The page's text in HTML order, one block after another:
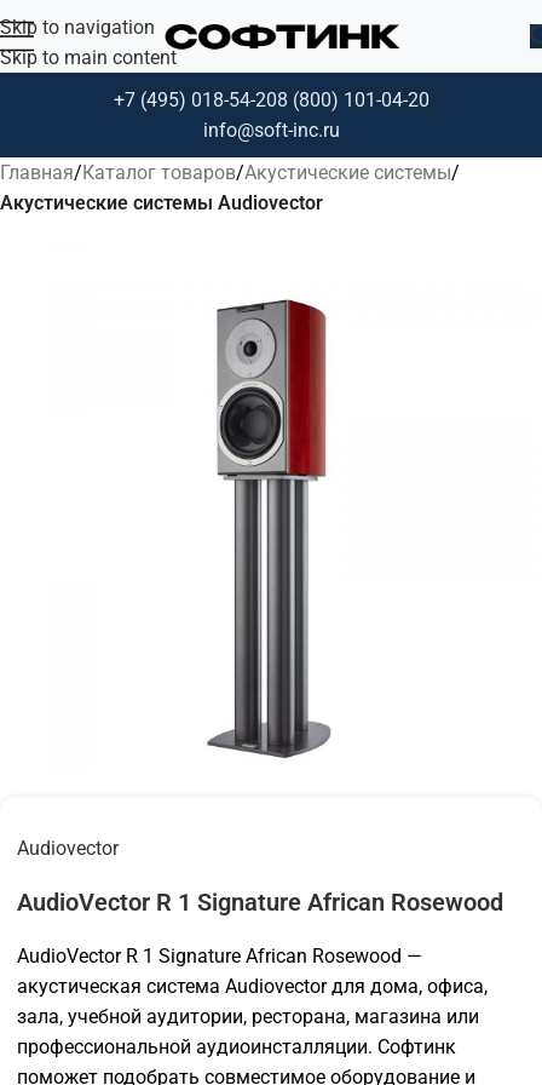
Skip to navigation
Skip to main content
+7 (495) 018-54-208 (800) 101-04-20
info@soft-inc.ru
Главная Каталог товаров Акустические системы
Акустические системы Audiovector
Audiovector
AudioVector R 1 Signature African Rosewood
AudioVector R 1 Signature African Rosewood —
акустическая система Audiovector для дома, офиса,
зала, учебной аудитории, ресторана, магазина или
профессиональной аудиоинсталляции. Софтинк
поможет подобрать совместимое оборудование и